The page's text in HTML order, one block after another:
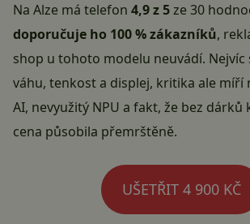
Na Alze má telefon 4,9 z 5ze 30
doporučuje ho 100 % zákazníků,
shop u tohoto modelu neuvádí. Nejvíc
váhu, tenkost a displej, kritika ale míří
AI, nevyužitý NPU a fakt, že bez dárků
cena působila přemrštěně.
UŠETŘIT 4 900 KČ